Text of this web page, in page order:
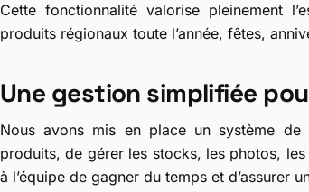
Cette fonctionnalité valorise pleinement
produits régionaux toute l’année, fêtes,
Une gestion simplifiée
Nous avons mis en place un système de
produits, de gérer les stocks, les photos,
à l’équipe de gagner du temps et d’assurer